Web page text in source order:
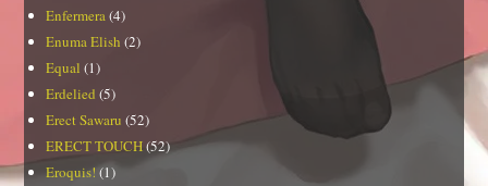
Enfermera(4)
Enuma Elish (2)
Equal (1)
Erdelied (5)
Erect Sawaru (52)
ERECT TOUCH(52)
Eroquis!(1)